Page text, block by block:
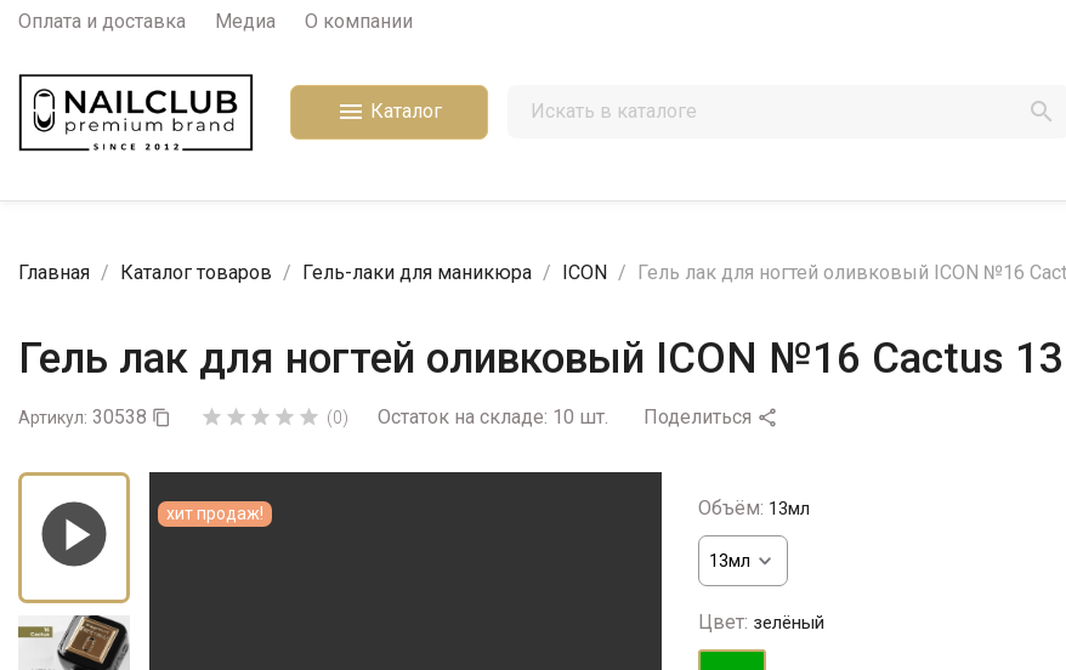
Оплата и доставка Медиа О компании
 Каталог 
Главная Каталог товаров Гель-лаки для маникюра ICON Гель лак для ногтей оливковый ICON №16
Гель лак для ногтей оливковый ICON №16 Cactus
Артикул: 30538       (0) Остаток на складе: 10 шт. Поделиться 
хит продаж! Объём: 13мл
Цвет: зелёный